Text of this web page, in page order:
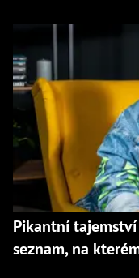
Pikantní tajemství
seznam, na